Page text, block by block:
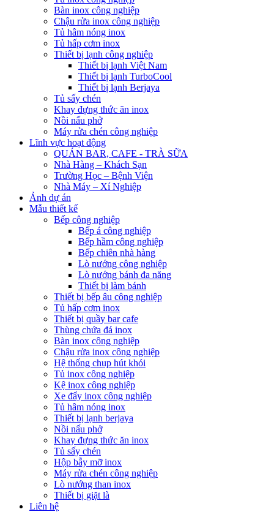
Bàn inox công nghiệp
Chậu rửa inox công nghiệp
Tủ hâm nóng inox
Tủ hấp cơm inox
Thiết bị lạnh công nghiệp
Thiết bị lạnh Việt Nam
Thiết bị lạnh TurboCool
Thiết bị lạnh Berjaya
Tủ sấy chén
Khay đựng thức ăn inox
Nồi nấu phở
Máy rửa chén công nghiệp
Lĩnh vực hoạt động
QUÁN BAR, CAFE - TRÀ SỮA
Nhà Hàng – Khách Sạn
Trường Học – Bệnh Viện
Nhà Máy – Xí Nghiệp
Ảnh dự án
Mẫu thiết kế
Bếp công nghiệp
Bếp á công nghiệp
Bếp hầm công nghiệp
Bếp chiên nhà hàng
Lò nướng công nghiệp
Lò nướng bánh đa năng
Thiết bị làm bánh
Thiết bị bếp âu công nghiệp
Tủ hấp cơm inox
Thiết bị quầy bar cafe
Thùng chứa đá inox
Bàn inox công nghiệp
Chậu rửa inox công nghiệp
Hệ thống chụp hút khói
Tủ inox công nghiệp
Kệ inox công nghiệp
Xe đẩy inox công nghiệp
Tủ hâm nóng inox
Thiết bị lạnh berjaya
Nồi nấu phở
Khay đựng thức ăn inox
Tủ sấy chén
Hộp bẫy mỡ inox
Máy rửa chén công nghiệp
Lò nướng than inox
Thiết bị giặt là
Liên hệ